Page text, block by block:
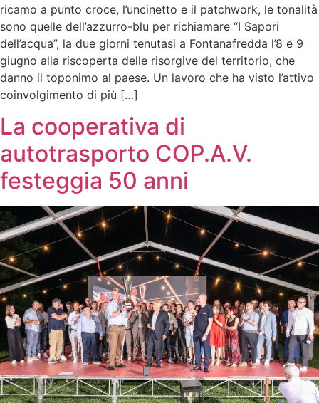
ricamo a punto croce, l’uncinetto e il patchwork, le tonalità
sono quelle dell’azzurro-blu per richiamare “I Sapori
dell’acqua”, la due giorni tenutasi a Fontanafredda l’8 e 9
giugno alla riscoperta delle risorgive del territorio, che
danno il toponimo al paese. Un lavoro che ha visto l’attivo
coinvolgimento di più […]
La cooperativa di
autotrasporto COP.A.V.
festeggia 50 anni